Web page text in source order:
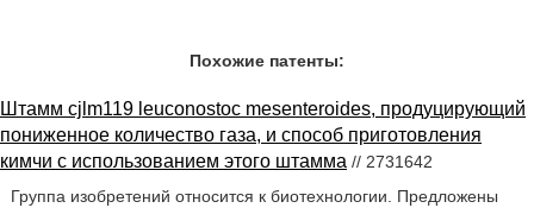
Похожие патенты:
Штамм cjlm119 leuconostoc mesenteroides, продуцирующий
пониженное количество газа, и способ приготовления
кимчи с использованием этого штамма // 2731642
Группа изобретений относится к биотехнологии. Предложены